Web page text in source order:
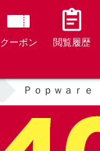
クーポン 閲覧履歴
Ｐｏｐｗａｒ